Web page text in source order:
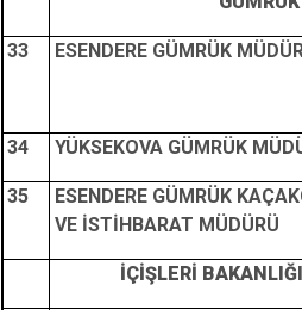
33 ESENDERE GÜMRÜK
34 YÜKSEKOVA GÜMRÜK
35
ESENDERE GÜMRÜK
VE İSTİHBARAT MÜDÜRÜ
İÇİŞLERİ